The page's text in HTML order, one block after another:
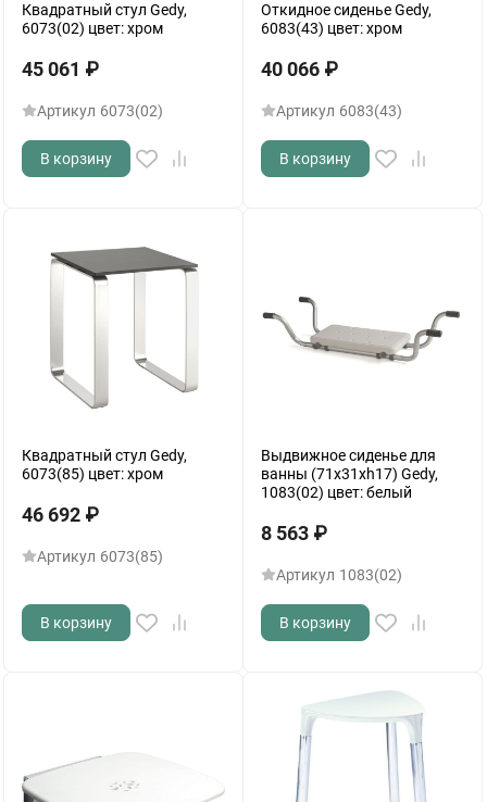
Квадратный стул Gedy,
6073(02) цвет: хром
45 061 ₽
Артикул 6073(02)
В корзину
Откидное сиденье Gedy,
6083(43) цвет: хром
40 066 ₽
Артикул 6083(43)
В корзину
Квадратный стул Gedy,
6073(85) цвет: хром
46 692 ₽
Артикул 6073(85)
В корзину
Выдвижное сиденье для
ванны (71х31хh17) Gedy,
1083(02) цвет: белый
8 563 ₽
Артикул 1083(02)
В корзину